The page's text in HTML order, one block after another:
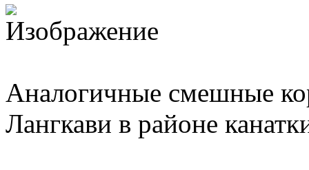
Аналогичные смешные
Лангкави в районе